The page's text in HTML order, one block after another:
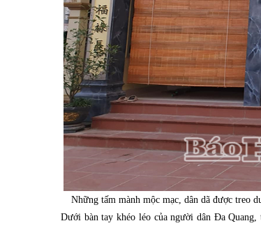
Những tấm mành mộc mạc, dân dã được treo
Dưới bàn tay khéo léo của người dân Đa